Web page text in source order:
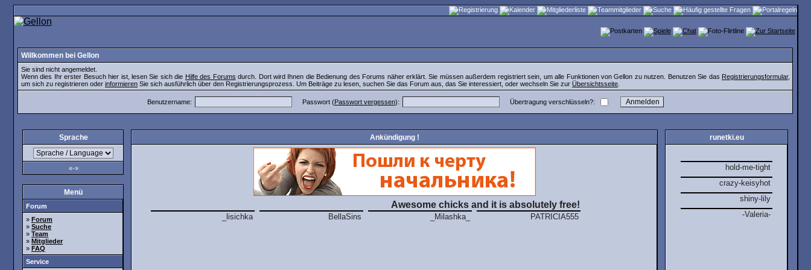
Willkommen bei Gellon
Sie sind nicht angemeldet.
Wenn dies Ihr erster Besuch hier ist, lesen Sie sich die Hilfe des Forums durch. Dort wird Ihnen die Bedienung des Forums näher erklärt. Sie müssen außerdem registriert sein, um alle Funktionen von Gellon zu nutzen. Benutzen Sie das Registrierungsformular,
um sich zu registrieren oder informieren Sie sich ausführlich über den Registrierungsprozess. Um Beiträge zu lesen, suchen Sie das Forum aus, das Sie interessiert, oder wechseln Sie zur Übersichtsseite
Benutzername: Passwort (Passwort vergessen): Übertragung verschlüsseln?:
Sprache
«-»
Menü
Forum
» Forum
» Suche
» Team
» Mitglieder
» FAQ
Service
Ankündigung ! runetki.eu